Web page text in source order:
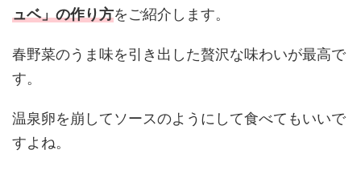
ュベ」の作り方をご紹介します。
春野菜のうま味を引き出した贅沢な味わいが最高で
す。
温泉卵を崩してソースのようにして食べてもいいで
すよね。